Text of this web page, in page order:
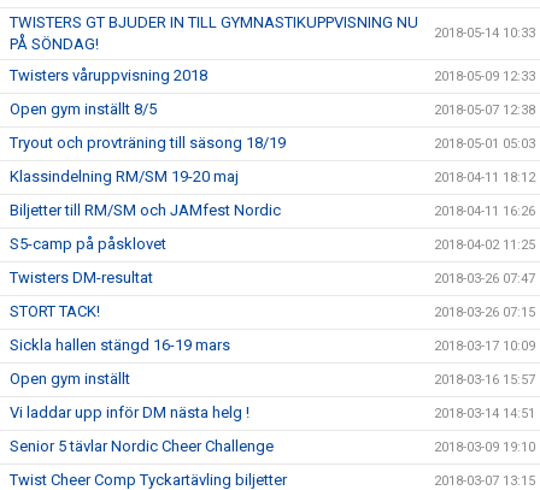
TWISTERS GT BJUDER IN TILL GYMNASTIKUPPVISNING NU
PÅ SÖNDAG!
2018-05-14 10:33
Twisters våruppvisning 2018 2018-05-09 12:33
Open gym inställt 8/5 2018-05-07 12:38
Tryout och provträning till säsong 18/19 2018-05-01 05:03
Klassindelning RM/SM 19-20 maj 2018-04-11 18:12
Biljetter till RM/SM och JAMfest Nordic 2018-04-11 16:26
S5-camp på påsklovet 2018-04-02 11:25
Twisters DM-resultat 2018-03-26 07:47
STORT TACK! 2018-03-26 07:15
Sickla hallen stängd 16-19 mars 2018-03-17 10:09
Open gym inställt 2018-03-16 15:57
Vi laddar upp inför DM nästa helg ! 2018-03-14 14:51
Senior 5 tävlar Nordic Cheer Challenge 2018-03-09 19:10
Twist Cheer Comp Tyckartävling biljetter 2018-03-07 13:15